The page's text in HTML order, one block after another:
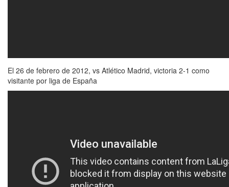
El 26 de febrero de 2012, vs Atlético Madrid, victoria 2-1 como
visitante por liga de España